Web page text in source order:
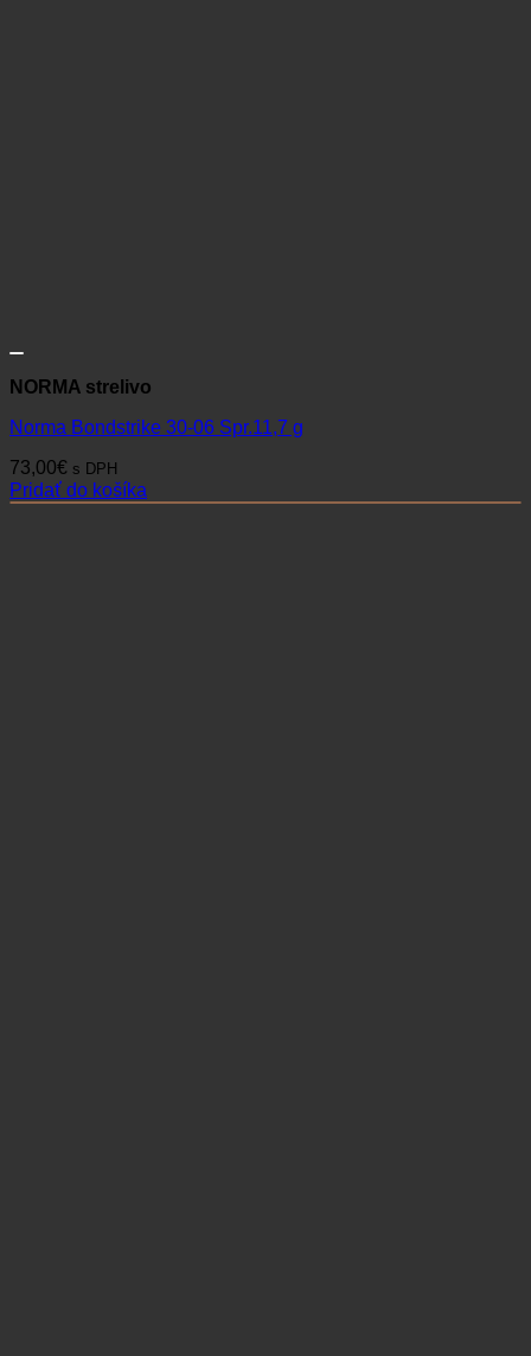
NORMA strelivo
Norma Bondstrike 30-06 Spr.11,7 g
73,00€ s DPH
Pridať do košíka